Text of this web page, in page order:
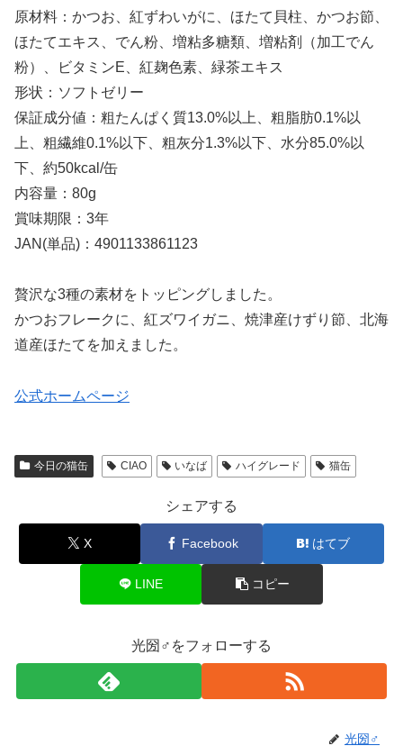
原材料：かつお、紅ずわいがに、ほたて貝柱、かつお節、
ほたてエキス、でん粉、増粘多糖類、増粘剤（加工でん
粉）、ビタミンE、紅麹色素、緑茶エキス
形状：ソフトゼリー
保証成分値：粗たんぱく質13.0%以上、粗脂肪0.1%以
上、粗繊維0.1%以下、粗灰分1.3%以下、水分85.0%以
下、約50kcal/缶
内容量：80g
賞味期限：3年
JAN(単品)：4901133861123
贅沢な3種の素材をトッピングしました。
かつおフレークに、紅ズワイガニ、焼津産けずり節、北海
道産ほたてを加えました。
公式ホームページ
今日の猫缶 CIAO いなば ハイグレード 猫缶
シェアする
X Facebook はてブ
LINE コピー
光圀♂をフォローする
光圀♂